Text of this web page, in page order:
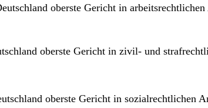
oberste Gericht in arbeitsrechtlichen
oberste Gericht in zivil- und
oberste Gericht in sozialrechtlichen